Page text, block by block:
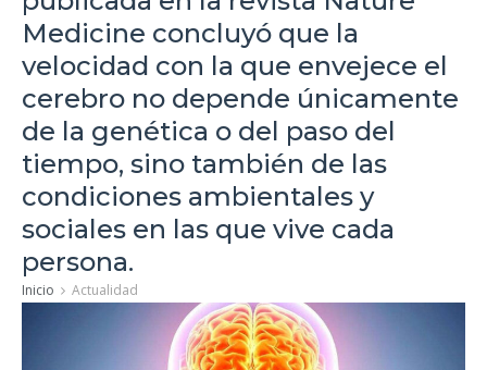
Medicine concluyó que la
velocidad con la que envejece el
cerebro no depende únicamente
de la genética o del paso del
tiempo, sino también de las
condiciones ambientales y
sociales en las que vive cada
persona.
Inicio Actualidad